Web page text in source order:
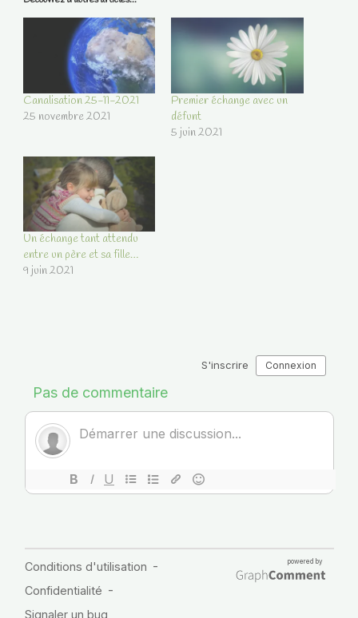
Canalisation 25-11-2021
25 novembre 2021
Premier échange avec un
défunt
5 juin 2021
Un échange tant attendu
entre un père et sa fille…
9 juin 2021